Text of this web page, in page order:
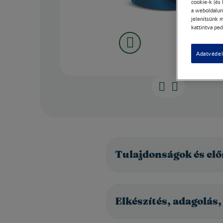
Tulajdonságok és
Elkészítés,
cookie-k (és
a
jelenítsünk
kattintva